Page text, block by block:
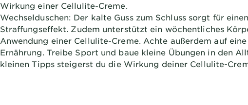
Wirkung einer Cellulite-Creme.
Wechselduschen: Der kalte Guss zum Schluss sorgt für
Straffungseffekt. Zudem unterstützt ein wöchentliches
Anwendung einer Cellulite-Creme. Achte außerdem auf
Ernährung. Treibe Sport und baue kleine Übungen in den
kleinen Tipps steigerst du die Wirkung deiner Cellulite-